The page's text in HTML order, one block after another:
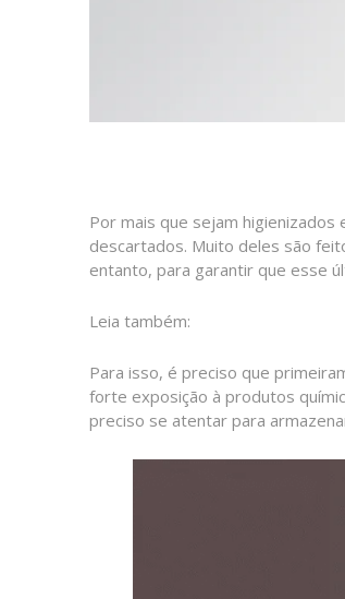
Por mais que sejam
descartados. Muito deles são
entanto, para garantir que esse
Leia também:
Para isso, é preciso que
forte exposição à produtos
preciso se atentar para